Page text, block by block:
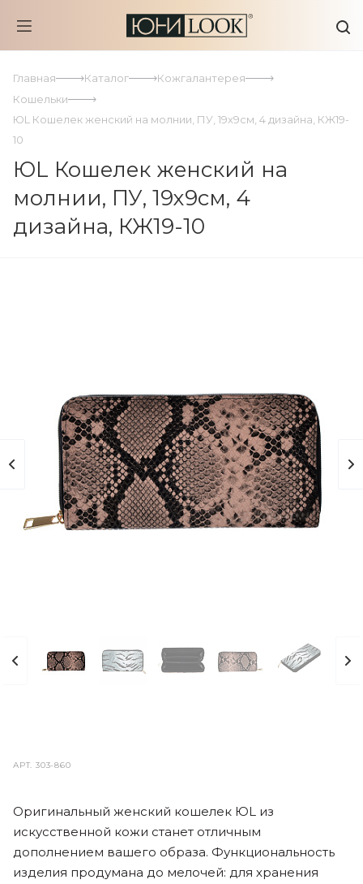
Главная Каталог
Кожгалантерея
Кошельки
ЮL Кошелек женский на молнии, ПУ, 19х9см, 4 дизайна, КЖ19-
10
ЮL Кошелек женский на
молнии, ПУ, 19х9см, 4
дизайна, КЖ19-10
АРТ.303-860
Оригинальный женский кошелек ЮL из
искусственной кожи станет отличным
дополнением вашего образа. Функциональность
изделия продумана до мелочей: для хранения